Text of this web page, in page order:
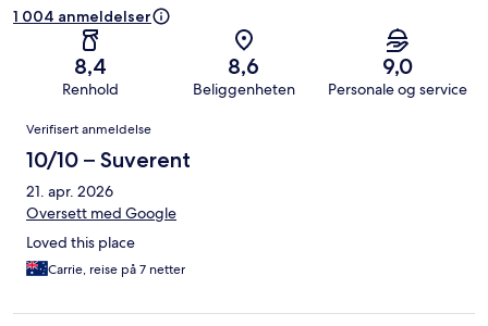
1 004 anmeldelser
8,4
Renhold
8,6
Beliggenheten
9,0
Personale og service
Anmeldelser
Verifisert anmeldelse
10/10 – Suverent
21. apr. 2026
Oversett med Google
Loved this place
Carrie, reise på 7 netter